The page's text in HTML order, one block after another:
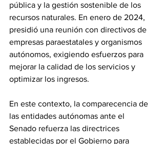
pública y la gestión sostenible de los
recursos naturales. En enero de 2024,
presidió una reunión con directivos de
empresas paraestatales y organismos
autónomos, exigiendo esfuerzos para
mejorar la calidad de los servicios y
optimizar los ingresos.
En este contexto, la comparecencia de
las entidades autónomas ante el
Senado refuerza las directrices
establecidas por el Gobierno para